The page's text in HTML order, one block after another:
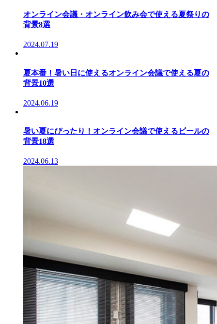
オンライン会議・オンライン飲み会で使える夏祭りの
背景8選
2024.07.19
夏本番！暑い日に使えるオンライン会議で使える夏の
背景10選
2024.06.19
暑い夏にぴったり！オンライン会議で使えるビールの
背景18選
2024.06.13